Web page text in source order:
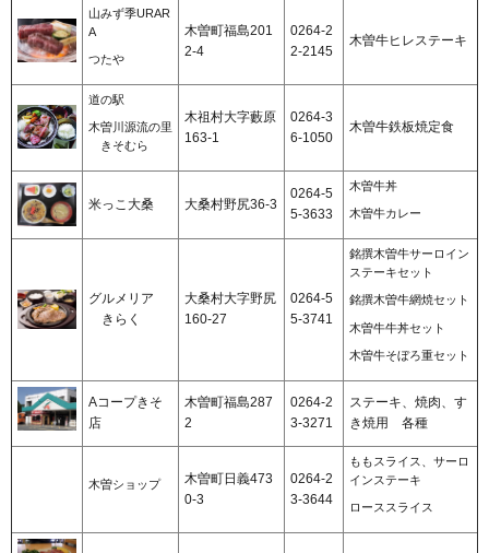
山みず季URAR
A
つたや
木曽町福島201
2-4
0264-2
2-2145
木曽牛ヒレステーキ
道の駅
木曽川源流の里
きそむら
木祖村大字藪原
163-1
0264-3
6-1050
木曽牛鉄板焼定食
米っこ大桑 大桑村野尻36-3
0264-5
5-3633
木曽牛丼
木曽牛カレー
グルメリア
きらく
大桑村大字野尻
160-27
0264-5
5-3741
銘撰木曽牛サーロイン
ステーキセット
銘撰木曽牛網焼セット
木曽牛牛丼セット
木曽牛そぼろ重セット
Aコープきそ
店
木曽町福島287
2
0264-2
3-3271
ステーキ、焼肉、す
き焼用
各種
木曽ショップ
木曽町日義473
0-3
0264-2
3-3644
ももスライス、サーロ
インステーキ
ローススライス